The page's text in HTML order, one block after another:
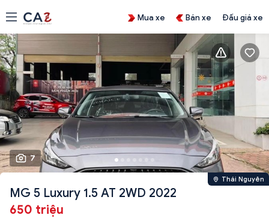
Mua xe Bán xe Đấu giá xe
7
Thái Nguyên
MG 5 Luxury 1.5 AT 2WD 2022
650 triệu